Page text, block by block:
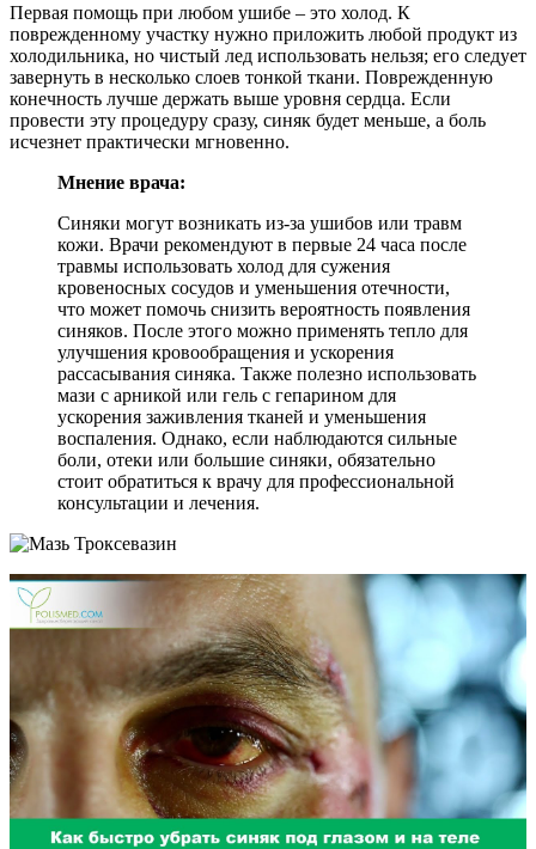
Первая помощь при любом ушибе – это холод. К
поврежденному участку нужно приложить любой продукт из
холодильника, но чистый лед использовать нельзя; его следует
завернуть в несколько слоев тонкой ткани. Поврежденную
конечность лучше держать выше уровня сердца. Если
провести эту процедуру сразу, синяк будет меньше, а боль
исчезнет практически мгновенно.
Мнение врача:
Синяки могут возникать из-за ушибов или травм
кожи. Врачи рекомендуют в первые 24 часа после
травмы использовать холод для сужения
кровеносных сосудов и уменьшения отечности,
что может помочь снизить вероятность появления
синяков. После этого можно применять тепло для
улучшения кровообращения и ускорения
рассасывания синяка. Также полезно использовать
мази с арникой или гель с гепарином для
ускорения заживления тканей и уменьшения
воспаления. Однако, если наблюдаются сильные
боли, отеки или большие синяки, обязательно
стоит обратиться к врачу для профессиональной
консультации и лечения.